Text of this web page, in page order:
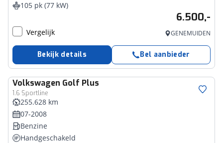
105 pk (77 kW)
6.500,-
Vergelijk GENEMUIDEN
Bekijk details Bel aanbieder
Volkswagen Golf Plus
1.6 Sportline
255.628 km
07-2008
Benzine
Handgeschakeld